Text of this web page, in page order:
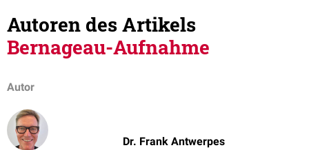
Autoren des Artikels
Bernageau-Aufnahme
Autor
Dr. Frank Antwerpes